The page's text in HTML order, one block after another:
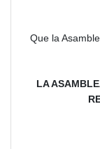
Que la
LA